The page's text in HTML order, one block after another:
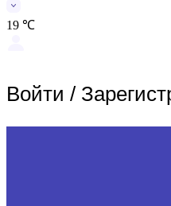
19 ℃
Войти /